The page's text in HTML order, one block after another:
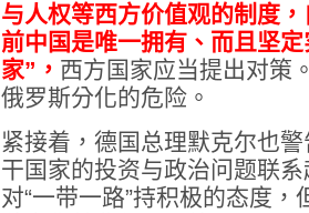
与人权等西方价值观的制度
前中国是唯一拥有、而且坚
家”， 西方国家应当提出对策
俄罗斯分化的危险。
紧接着，德国总理默克尔也
干国家的投资与政治问题联
对“一带一路”持积极的态度